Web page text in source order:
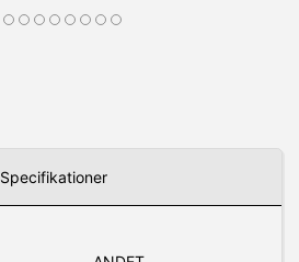
Specifikationer